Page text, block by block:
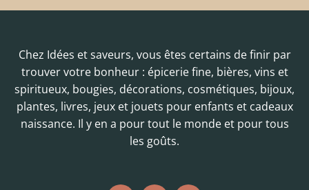
Chez Idées et saveurs, vous êtes certains de finir par
trouver votre bonheur : épicerie fine, bières, vins et
spiritueux, bougies, décorations, cosmétiques, bijoux,
plantes, livres, jeux et jouets pour enfants et cadeaux
naissance. Il y en a pour tout le monde et pour tous
les goûts.